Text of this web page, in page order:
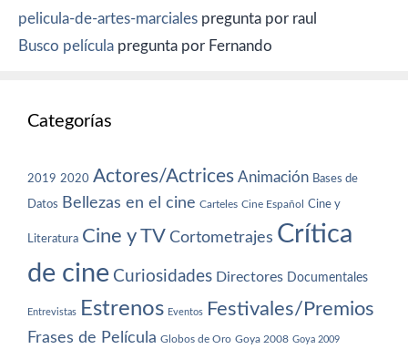
pelicula-de-artes-marciales pregunta por raul
Busco película pregunta por Fernando
Categorías
2019 2020 Actores/Actrices Animación Bases de
Datos Bellezas en el cine Carteles Cine Español Cine y
Literatura Cine y TV Cortometrajes Crítica
de cine Curiosidades Directores Documentales
Entrevistas Estrenos Eventos Festivales/Premios
Frases de Película Globos de Oro Goya 2008 Goya 2009